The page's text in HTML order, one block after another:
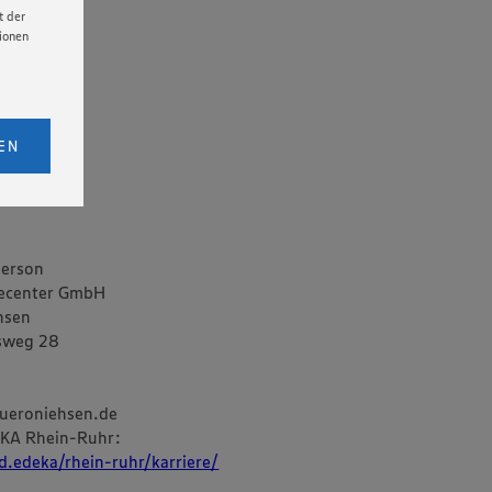
der
1
GmbH
28
Rhein-Ruhr:
rhein-ruhr/karriere/